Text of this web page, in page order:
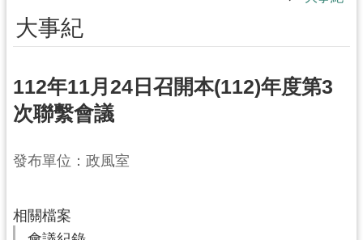
延
中
鐵
路
地
化
進
階
大事紀
112年11月24日召開本(112)年度第3
次聯繫會議
發布單位：政風室
相關檔案